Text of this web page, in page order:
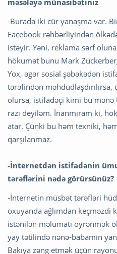
məsələyə münasibətiniz
-Burada iki cür yanaşma var.
Facebook rəhbərliyindən
istəyir. Yəni, reklama sərf
hökumət bunu Mark
Yox, əgər sosial şəbəkədən
tərəfindən
olursa, istifadəçi kimi bu
razı deyiləm. İnanmıram ki,
atar. Çünki bu həm texniki,
qarşılanmaz.
-İnternetdən istifadənin
tərəflərini nədə görürsünüz?
-İnternetin müsbət tərəfləri
oxuyanda ağlımdan
istənilən məlumatı öyrənmək
yay tətilində nənə-babamın
Bakıya zəng etmək üçün